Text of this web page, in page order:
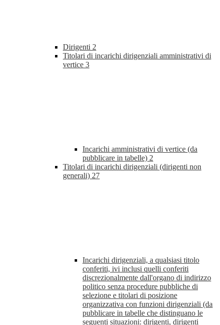
Dirigenti 2
Titolari di incarichi dirigenziali amministrativi di
vertice 3
Incarichi amministrativi di vertice (da
pubblicare in tabelle) 2
Titolari di incarichi dirigenziali (dirigenti non
generali) 27
Incarichi dirigenziali, a qualsiasi titolo
conferiti, ivi inclusi quelli conferiti
discrezionalmente dall'organo di indirizzo
politico senza procedure pubbliche di
selezione e titolari di posizione
organizzativa con funzioni dirigenziali (da
pubblicare in tabelle che distinguano le
seguenti situazioni: dirigenti, dirigenti